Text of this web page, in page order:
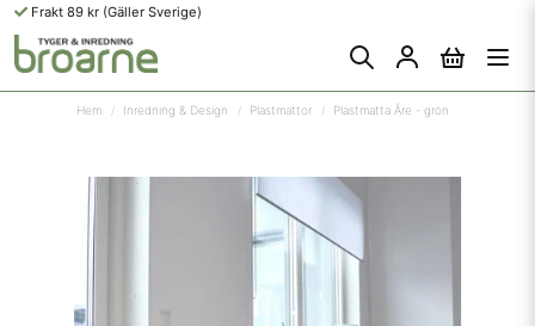
Frakt 89 kr (Gäller Sverige)
Hem Inredning & Design Plastmattor Plastmatta Åre - grön